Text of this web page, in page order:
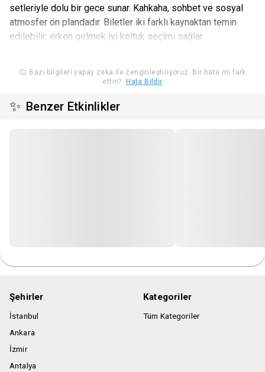
setleriyle dolu bir gece sunar. Kahkaha, sohbet ve sosyal
atmosfer ön plandadır. Biletler iki farklı kaynaktan temin
edilebilir; erken gelmek iyi koltuk seçimi sağlar.
Bazı bilgileri yapay zeka ile zenginleştiriyoruz. Bir hata mı fark
ettin?
Hata Bildir
✨ Benzer Etkinlikler
Şehirler
İstanbul
Ankara
İzmir
Antalya
Kategoriler
Tüm Kategoriler